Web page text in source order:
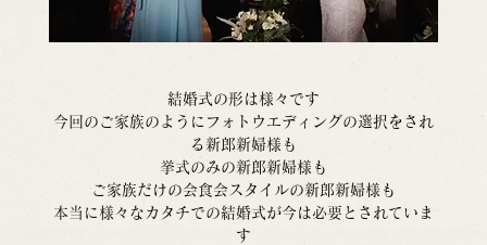
結婚式の形は様々です
今回のご家族のようにフォトウエディングの選択をされ
る新郎新婦様も
挙式のみの新郎新婦様も
ご家族だけの会食会スタイルの新郎新婦様も
本当に様々なカタチでの結婚式が今は必要とされていま
す